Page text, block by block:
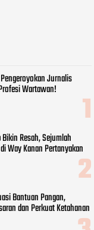
Jurnalis
Wartawan!
Resah, Sejumlah
Way Kanan Pertanyakan
Bantuan Pangan,
dan Perkuat Ketahanan